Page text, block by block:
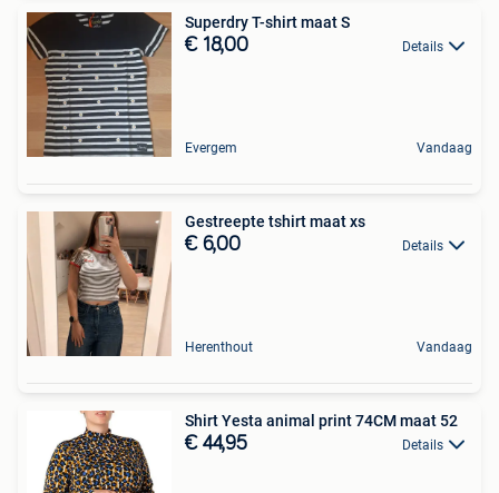
Superdry T-shirt maat S
€ 18,00 Details
Evergem Vandaag
Gestreepte tshirt maat xs
€ 6,00 Details
Herenthout Vandaag
Shirt Yesta animal print 74CM maat 52
€ 44,95 Details